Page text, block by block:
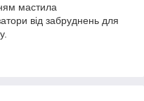
мастила
від забруднень для